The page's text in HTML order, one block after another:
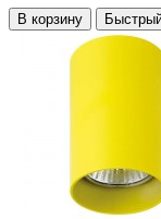
В корзину